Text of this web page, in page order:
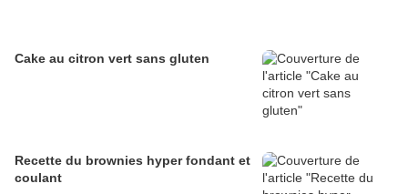
Cake au citron vert sans gluten
Recette du brownies hyper fondant et
coulant